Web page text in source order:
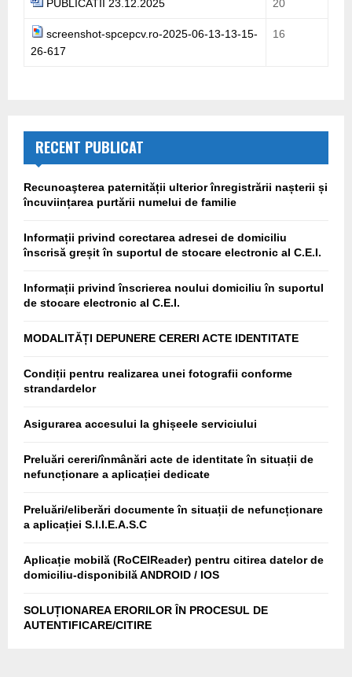
PUBLICATII 23.12.2025 20
screenshot-spcepcv.ro-2025-06-13-13-15-
26-617
16
RECENT PUBLICAT
Recunoaşterea paternității ulterior înregistrării nașterii și
încuviințarea purtării numelui de familie
Informații privind corectarea adresei de domiciliu
înscrisă greșit în suportul de stocare electronic al C.E.I.
Informații privind înscrierea noului domiciliu în suportul
de stocare electronic al C.E.I.
MODALITĂȚI DEPUNERE CERERI ACTE IDENTITATE
Condiții pentru realizarea unei fotografii conforme
strandardelor
Asigurarea accesului la ghișeele serviciului
Preluări cereri/înmânări acte de identitate în situații de
nefuncționare a aplicației dedicate
Preluări/eliberări documente în situații de nefuncționare
a aplicației S.I.I.E.A.S.C
Aplicație mobilă (RoCEIReader) pentru citirea datelor de
domiciliu-disponibilă ANDROID / IOS
SOLUȚIONAREA ERORILOR ÎN PROCESUL DE
AUTENTIFICARE/CITIRE